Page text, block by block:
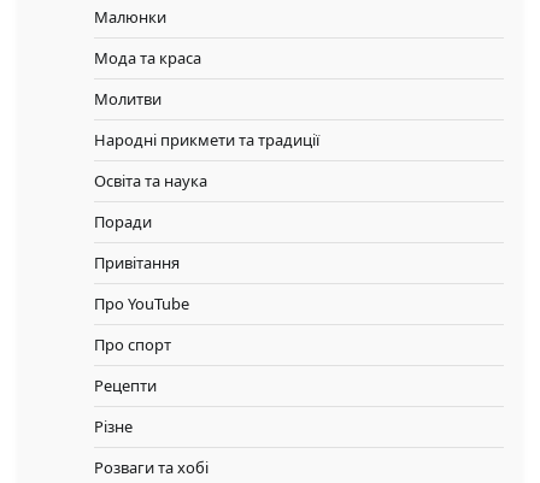
Малюнки
Мода та краса
Молитви
Народні прикмети та традиції
Освіта та наука
Поради
Привітання
Про YouTube
Про спорт
Рецепти
Різне
Розваги та хобі